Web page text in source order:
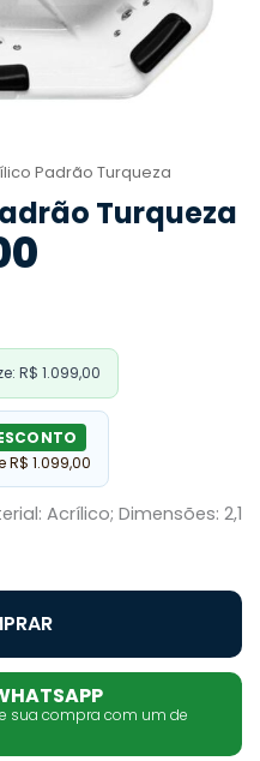
Padrão Turqueza
Turqueza
R$ 1.099,00
1.099,00
Acrílico; Dimensões: 2,1
sua compra com um de